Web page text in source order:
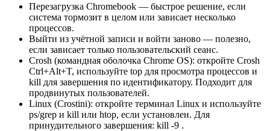
Перезагрузка Chromebook — быстрое решение, если
система тормозит в целом или зависает несколько
процессов.
Выйти из учётной записи и войти заново — полезно,
если зависает только пользовательский сеанс.
Crosh (командная оболочка Chrome OS): откройте Crosh
Ctrl+Alt+T, используйте top для просмотра процессов и
kill для завершения по идентификатору. Подходит для
продвинутых пользователей.
Linux (Crostini): откройте терминал Linux и используйте
ps/grep и kill или htop, если установлен. Для
принудительного завершения: kill -9 .